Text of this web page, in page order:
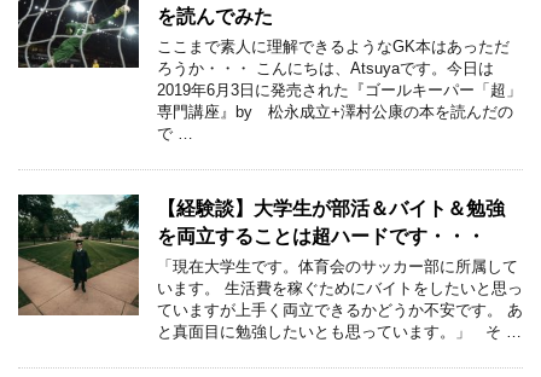
を読んでみた
ここまで素人に理解できるようなGK本はあっただ
ろうか・・・ こんにちは、Atsuyaです。今日は
2019年6月3日に発売された『ゴールキーパー「超」
専門講座』by 松永成立+澤村公康の本を読んだの
で …
【経験談】大学生が部活＆バイト＆勉強
を両立することは超ハードです・・・
「現在大学生です。体育会のサッカー部に所属して
います。 生活費を稼ぐためにバイトをしたいと思っ
ていますが上手く両立できるかどうか不安です。 あ
と真面目に勉強したいとも思っています。」 そ …